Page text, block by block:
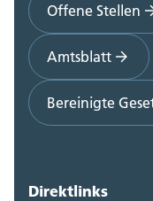
Offene Stellen
Amtsblatt
Bereinigte
Direktlinks